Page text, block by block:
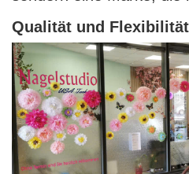
Qualität und Flexibilität